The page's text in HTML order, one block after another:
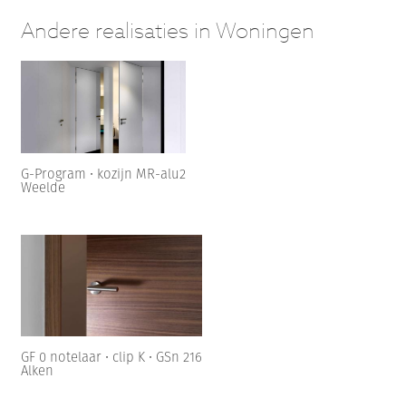
Andere realisaties in Woningen
G-Program • kozijn MR-alu2
Weelde
GF 0 notelaar • clip K • GSn 216
Alken